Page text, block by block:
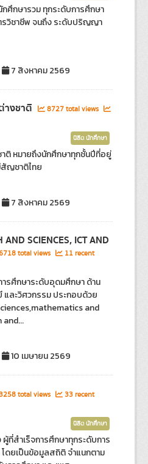
ศึกษารวม ทุกระดับการศึกษา
วิชาชีพ จนถึง ระดับปริญญา
7 สิงหาคม 2569
างชาติ
8727 total views
นิสิต นักศึกษา
ติ หมายถึงนักศึกษาทุกชั้นปีที่อยู่
สัญชาติไทย
7 สิงหาคม 2569
SCIENCES, ICT AND
total views
11 recent
รศึกษาระดับอุดมศึกษา ด้าน
และวิศวกรรม ประกอบด้วย
and
10 เมษายน 2569
total views
33 recent
นิสิต นักศึกษา
ที่สำเร็จการศึกษาทุกระดับการ
ดยเป็นข้อมูลสถิติ จำแนกตาม